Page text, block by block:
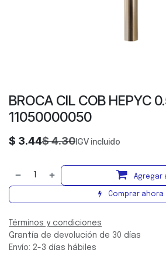
BROCA CIL COB HEPYC
11050000050
$ 3.44$4.30IGV incluido
Agregar
Comprar ahora
Términos y condiciones
Grantía de devolución de 30 días
Envío: 2-3 días hábiles